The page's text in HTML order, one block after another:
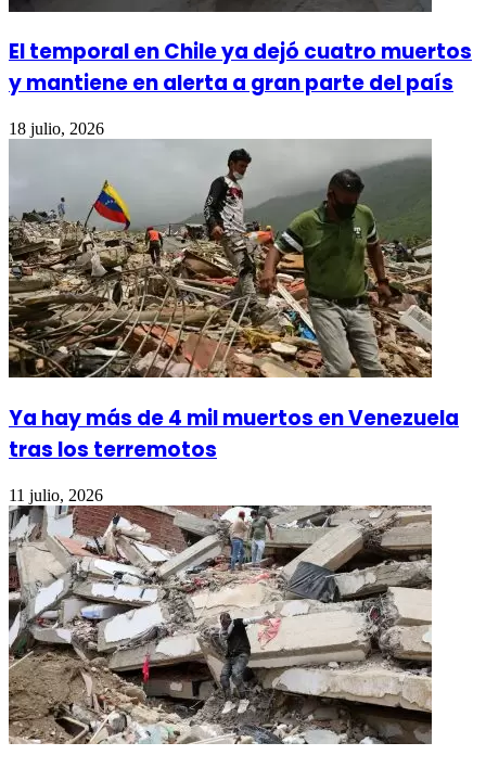
El temporal en Chile ya dejó cuatro muertos
y mantiene en alerta a gran parte del país
18 julio, 2026
Ya hay más de 4 mil muertos en Venezuela
tras los terremotos
11 julio, 2026